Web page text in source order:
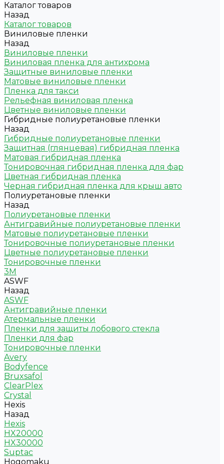
Каталог товаров
Назад
Каталог товаров
Виниловые пленки
Назад
Виниловые пленки
Виниловая пленка для антихрома
Защитные виниловые пленки
Матовые виниловые пленки
Пленка для такси
Рельефная виниловая пленка
Цветные виниловые пленки
Гибридные полиуретановые пленки
Назад
Гибридные полиуретановые пленки
Защитная (глянцевая) гибридная пленка
Матовая гибридная пленка
Тонировочная гибридная пленка для фар
Цветная гибридная пленка
Черная гибридная пленка для крыш авто
Полиуретановые пленки
Назад
Полиуретановые пленки
Антигравийные полиуретановые пленки
Матовые полиуретановые пленки
Тонировочные полиуретановые пленки
Цветные полиуретановые пленки
Тонировочные пленки
3M
ASWF
Назад
ASWF
Антигравийные пленки
Атермальные пленки
Пленки для защиты лобового стекла
Пленки для фар
Тонировочные пленки
Avery
Bodyfence
Bruxsafol
ClearPlex
Crystal
Hexis
Назад
Hexis
HX20000
HX30000
Suptac
Hogomaku